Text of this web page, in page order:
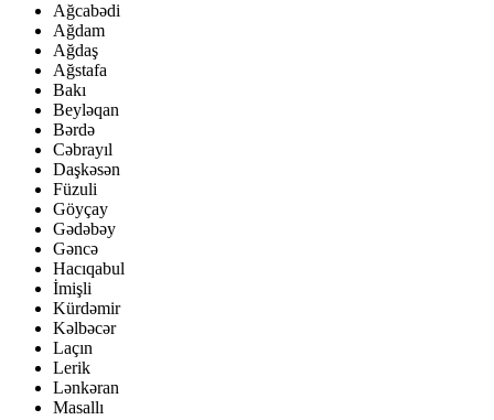
Ağcabədi
Ağdam
Ağdaş
Ağstafa
Bakı
Beyləqan
Bərdə
Cəbrayıl
Daşkəsən
Füzuli
Göyçay
Gədəbəy
Gəncə
Hacıqabul
İmişli
Kürdəmir
Kəlbəcər
Laçın
Lerik
Lənkəran
Masallı